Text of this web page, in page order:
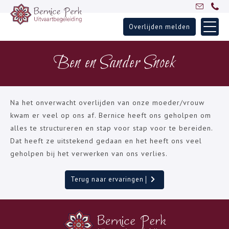
Skip
Home
Uitvaartbegeleiding
Ervaringen
Partners
Blogs
Overlijden melden
Ben en Sander Snoek
Na het onverwacht overlijden van onze moeder/vrouw
kwam er veel op ons af. Bernice heeft ons geholpen om
alles te structureren en stap voor stap voor te bereiden.
Dat heeft ze uitstekend gedaan en het heeft ons veel
geholpen bij het verwerken van ons verlies.
Terug naar ervaringen